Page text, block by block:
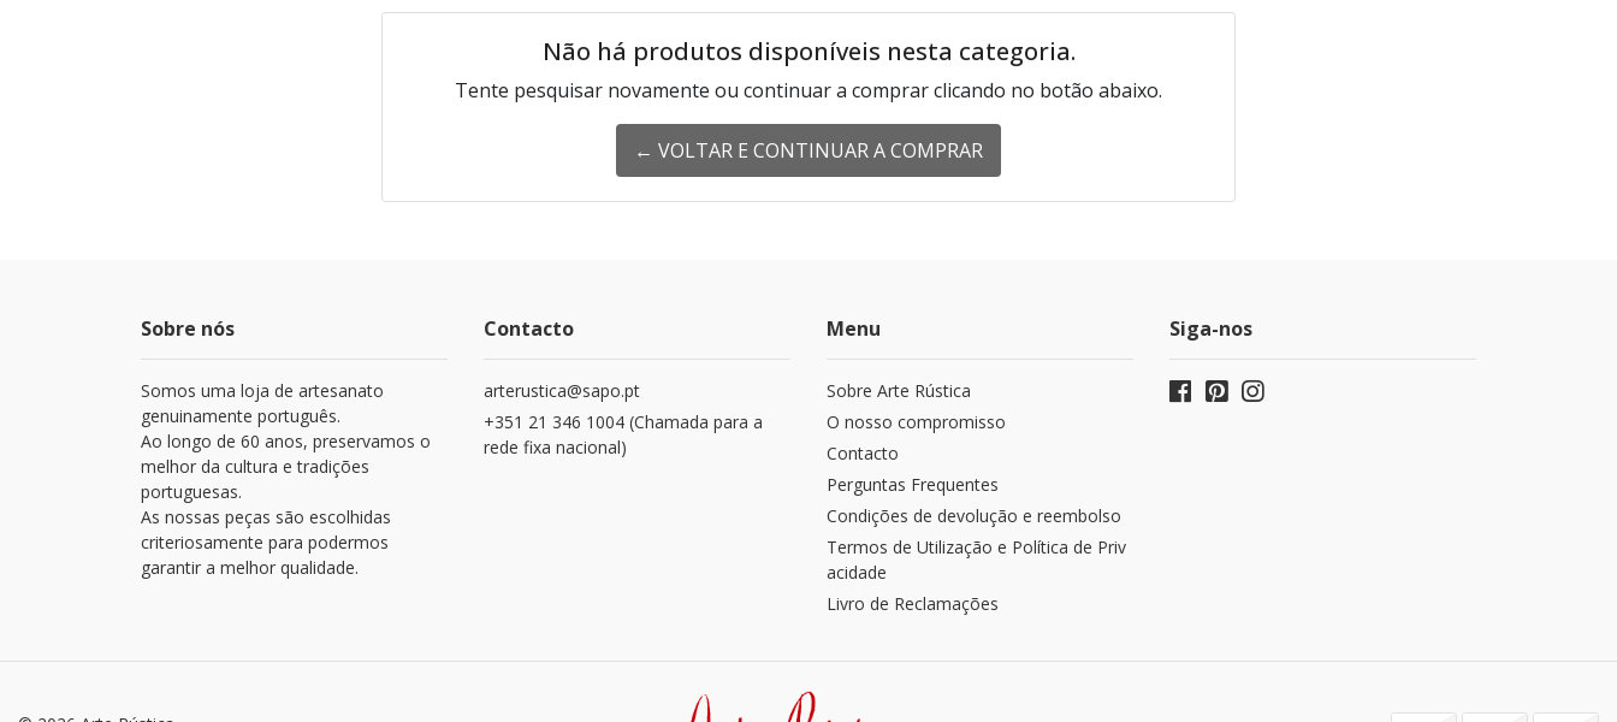
Não há produtos disponíveis nesta categoria.
Tente pesquisar novamente ou continuar a comprar clicando no botão abaixo.
← VOLTAR E CONTINUAR A COMPRAR
Sobre nós
Somos uma loja de artesanato
genuinamente português.
Ao longo de 60 anos, preservamos o
melhor da cultura e tradições
portuguesas.
As nossas peças são escolhidas
criteriosamente para podermos
garantir a melhor qualidade.
Contacto
arterustica@sapo.pt
+351 21 346 1004 (Chamada para a
rede fixa nacional)
Menu
Sobre Arte Rústica
O nosso compromisso
Contacto
Perguntas Frequentes
Condições de devolução e reembolso
Termos de Utilização e Política de Priv
acidade
Livro de Reclamações
Siga-nos